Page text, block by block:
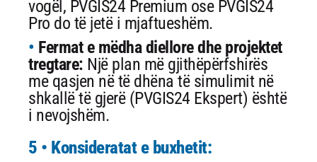
vogël, PVGIS24 Premium ose PVGIS24
Pro do të jetë i mjaftueshëm.
Fermat e mëdha diellore dhe projektet
tregtare: Një plan më gjithëpërfshirës
me qasjen në të dhëna të simulimit në
shkallë të gjerë (PVGIS24 Ekspert) është
i nevojshëm.
5 • Konsideratat e buxhetit: